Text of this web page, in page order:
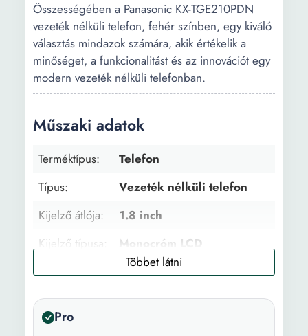
Összességében a Panasonic KX-TGE210PDN
vezeték nélküli telefon, fehér színben, egy kiváló
választás mindazok számára, akik értékelik a
minőséget, a funkcionalitást és az innovációt egy
modern vezeték nélküli telefonban.
Műszaki adatok
Terméktípus:
Telefon
Típus:
Vezeték nélküli telefon
Kijelző átlója:
1.8 inch
Kijelző típusa:
Monocróm LCD
Telefonkönyv:
150 szám
SMS
lehetőség:
Nem
Pro